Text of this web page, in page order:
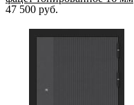
47 500 руб.